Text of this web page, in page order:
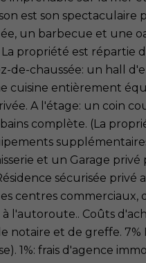
est son spectaculaire
un barbecue et une
propriété est répartie
de-chaussée: un hall
cuisine entièrement
A l'étage: un coin
complète. (La
et un Garage
sécurisée
centres
à l'autoroute.. Coûts
notaire et de greffe.
1%: frais d'agence